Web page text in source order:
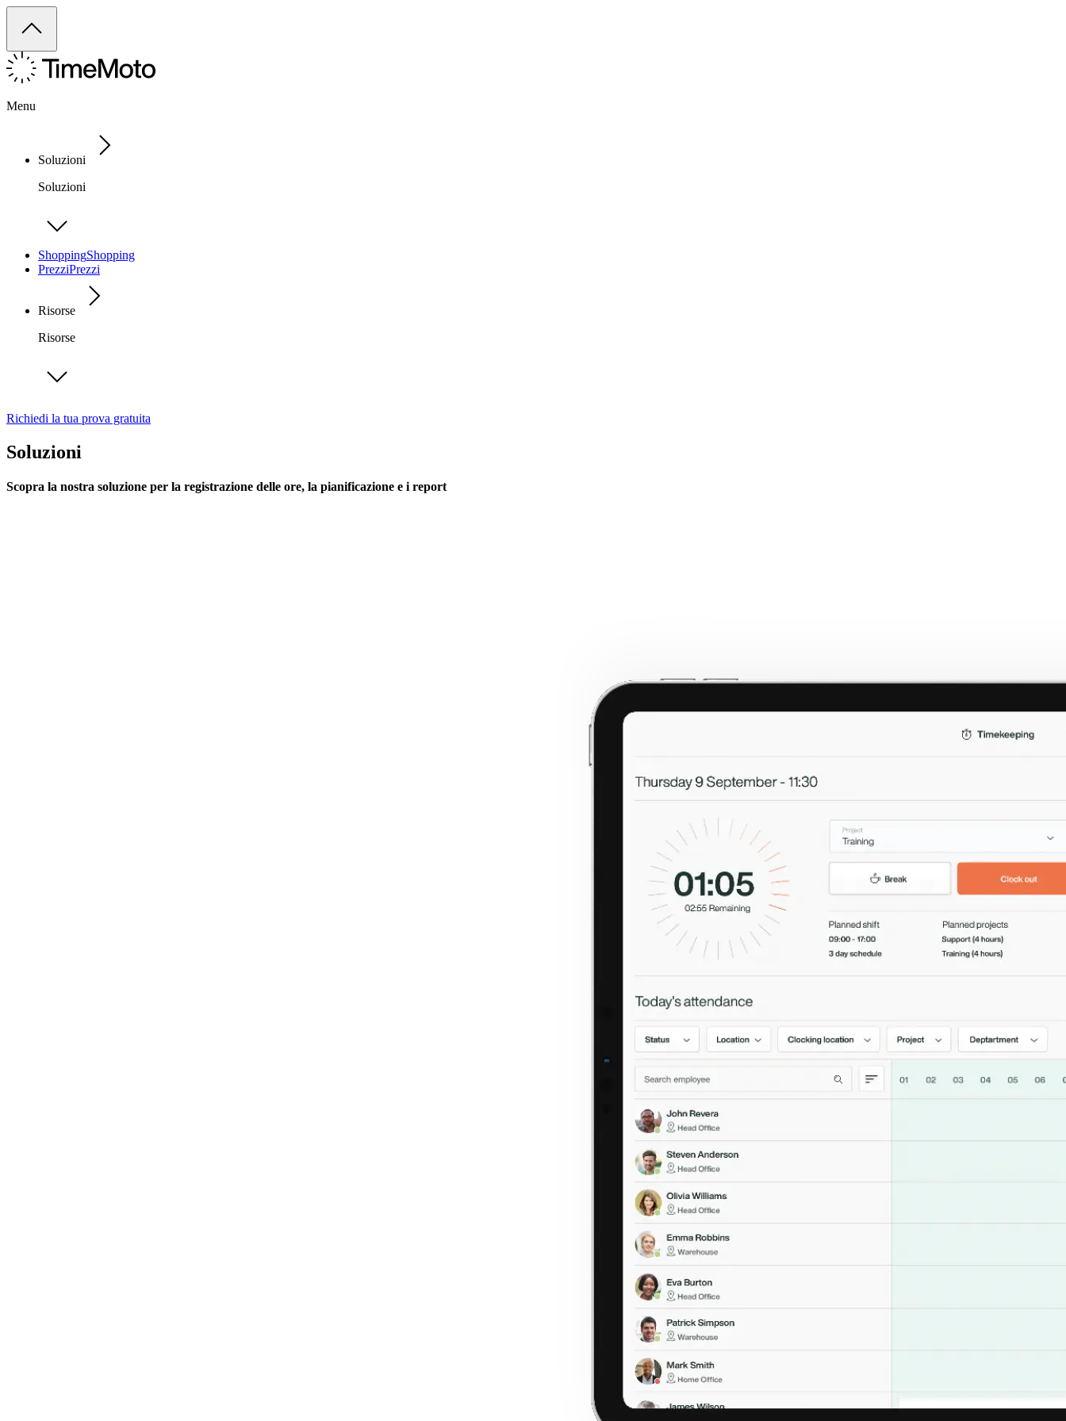
Menu
Soluzioni
Soluzioni
ShoppingShopping
PrezziPrezzi
Risorse
Risorse
Richiedi la tua prova gratuita
Soluzioni
Scopra la nostra soluzione per la registrazione delle ore, la pianificazione e i report